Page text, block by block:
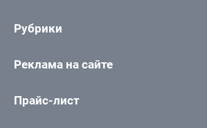
Рубрики
Реклама на сайте
Прайс-лист